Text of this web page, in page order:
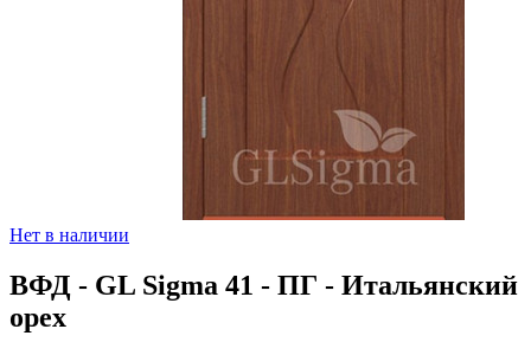
Нет в наличии
ВФД - GL Sigma 41 - ПГ - Итальянский
орех